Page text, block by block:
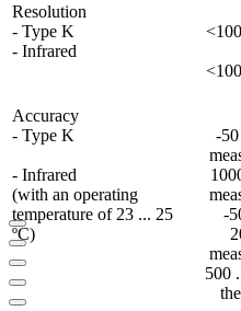
Resolution
- Type K
- Infrared
Accuracy
- Type K
- Infrared
(with an operating
temperature of 23 ... 25
ºC)
-
-
500